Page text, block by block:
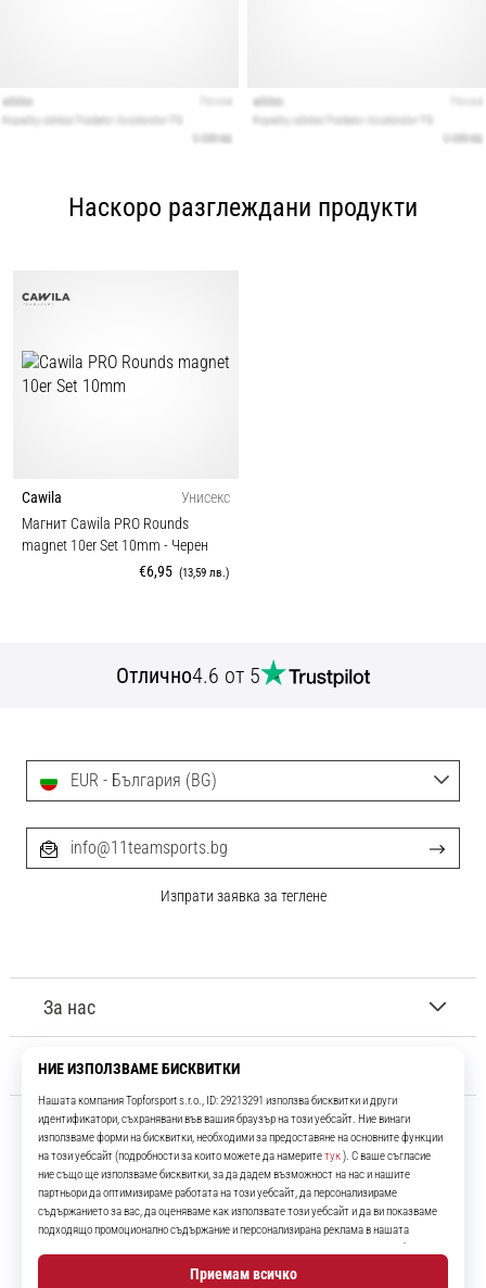
Наскоро разглеждани продукти
Cawila
Унисекс
Магнит Cawila PRO Rounds
magnet 10er Set 10mm - Черен
€6,95 (13,59 лв.)
Отлично4.6 от 5
11teamsports.bg
Повече от 16 години ние сме ваши съотборници, представяйки ви
най-добрите и най-новите футболни продукти.
InstagramYouTube
За нас
Обслужване на клиенти
EUR - България (BG)
info@11teamsports.bg
Изпрати заявка за теглене